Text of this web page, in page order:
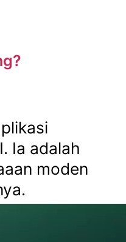
Ia adalah
moden